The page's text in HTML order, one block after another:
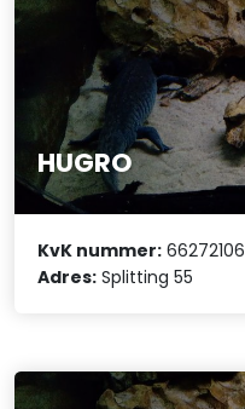
HUGRO
KvK nummer: 66272106
Adres: Splitting 55